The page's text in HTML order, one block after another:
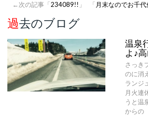
「 月末なのでお千
←次の記事「234089!! 」
過去のブログ
温泉
よ♪
さっき
のに消
ランジ
月火連
うと温
からの